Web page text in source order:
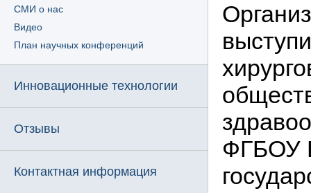
СМИ о нас
Видео
План научных конференций
Инновационные технологии
Отзывы
Контактная информация
ФГБОУ